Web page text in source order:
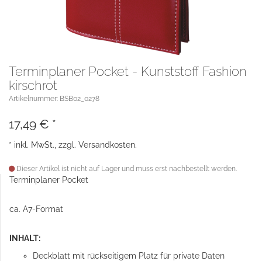
Terminplaner Pocket - Kunststoff Fashion
kirschrot
Artikelnummer: BSB02_0278
17,49 € *
* inkl. MwSt., zzgl. Versandkosten.
Dieser Artikel ist nicht auf Lager und muss erst nachbestellt werden.
Terminplaner Pocket
ca. A7-Format
INHALT:
Deckblatt mit rückseitigem Platz für private Daten